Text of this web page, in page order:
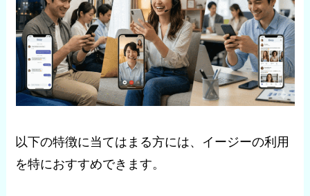
以下の特徴に当てはまる方には、イージーの利用
を特におすすめできます。